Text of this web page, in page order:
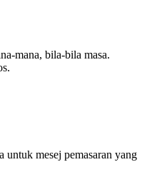
mana, bila-bila masa.
untuk mesej pemasaran yang